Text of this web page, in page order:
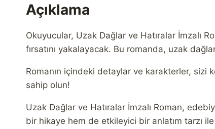
Açıklama
Okuyucular, Uzak Dağlar ve Hatıralar İmzalı
fırsatını yakalayacak. Bu romanda, uzak
Romanın içindeki detaylar ve karakterler, sizi
sahip olun!
Uzak Dağlar ve Hatıralar İmzalı Roman,
bir hikaye hem de etkileyici bir anlatım tarzı